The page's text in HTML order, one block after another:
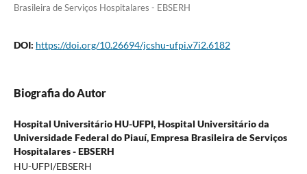
Brasileira de Serviços Hospitalares - EBSERH
DOI: https://doi.org/10.26694/jcshu-ufpi.v7i2.6182
Biografia do Autor
Hospital Universitário HU-UFPI,Hospital Universitário da
Universidade Federal do Piauí, Empresa Brasileira de Serviços
Hospitalares - EBSERH
HU-UFPI/EBSERH